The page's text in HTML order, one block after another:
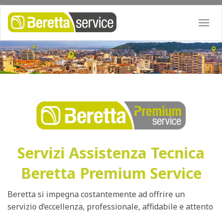
Servizi Assistenza Tecnica
Beretta Premium Service
Beretta si impegna costantemente ad offrire un
servizio d’eccellenza, professionale, affidabile e attento